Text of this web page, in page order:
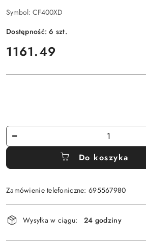
Symbol: CF400XD
Dostępność:6 szt.
cena:
1161.49
Ilość
Do koszyka
Zamówienie telefoniczne: 695567980
Dostępność
i
dostawa
Wysyłka w ciągu: 24 godziny